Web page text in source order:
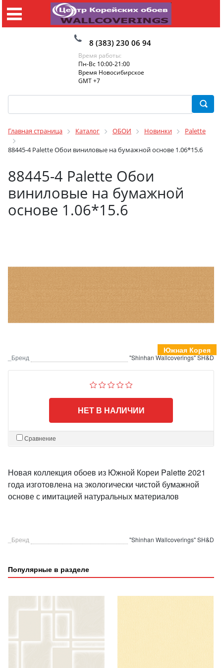
8 (383) 230 06 94
Время работы:
Пн-Вс 10:00-21:00
Время Новосибирское
GMT +7
Главная страница Каталог ОБОИ Новинки Palette
88445-4 Palette Обои виниловые на бумажной основе 1.06*15.6
88445-4 Palette Обои
виниловые на бумажной
основе 1.06*15.6
Южная Корея
_Бренд "Shinhan Wallcoverings" SH&D
НЕТ В НАЛИЧИИ
Сравнение
Новая коллекция обоев из Южной Кореи Palette 2021
года изготовлена на экологически чистой бумажной
основе с имитацией натуральных материалов
_Бренд "Shinhan Wallcoverings" SH&D
Популярные в разделе